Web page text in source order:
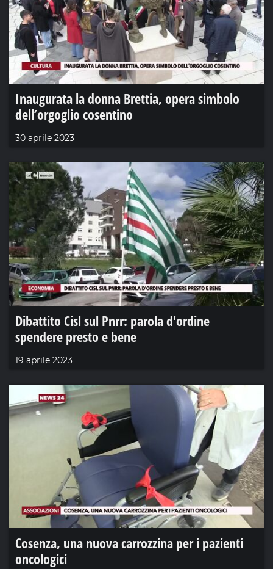
Inaugurata la donna Brettia, opera simbolo
dell’orgoglio cosentino
30 aprile 2023
Dibattito Cisl sul Pnrr: parola d'ordine
spendere presto e bene
19 aprile 2023
Cosenza, una nuova carrozzina per i pazienti
oncologici